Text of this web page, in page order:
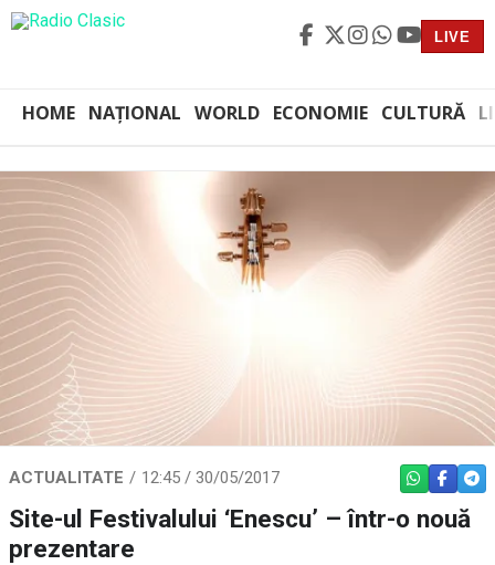
LIVE
HOME NAȚIONAL WORLD ECONOMIE CULTURĂ
ACTUALITATE 12:45 / 30/05/2017 WHATSAPP
Site-ul Festivalului ‘Enescu’ – într-o nouă
prezentare